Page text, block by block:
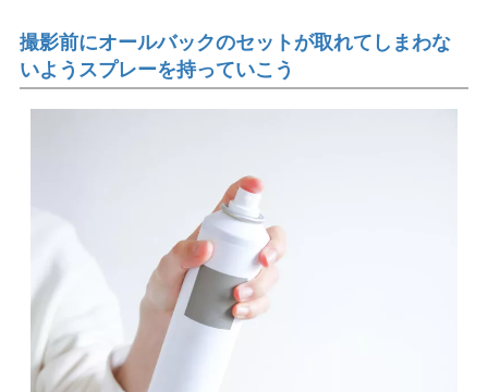
撮影前にオールバックのセットが取れてしまわな
いようスプレーを持っていこう